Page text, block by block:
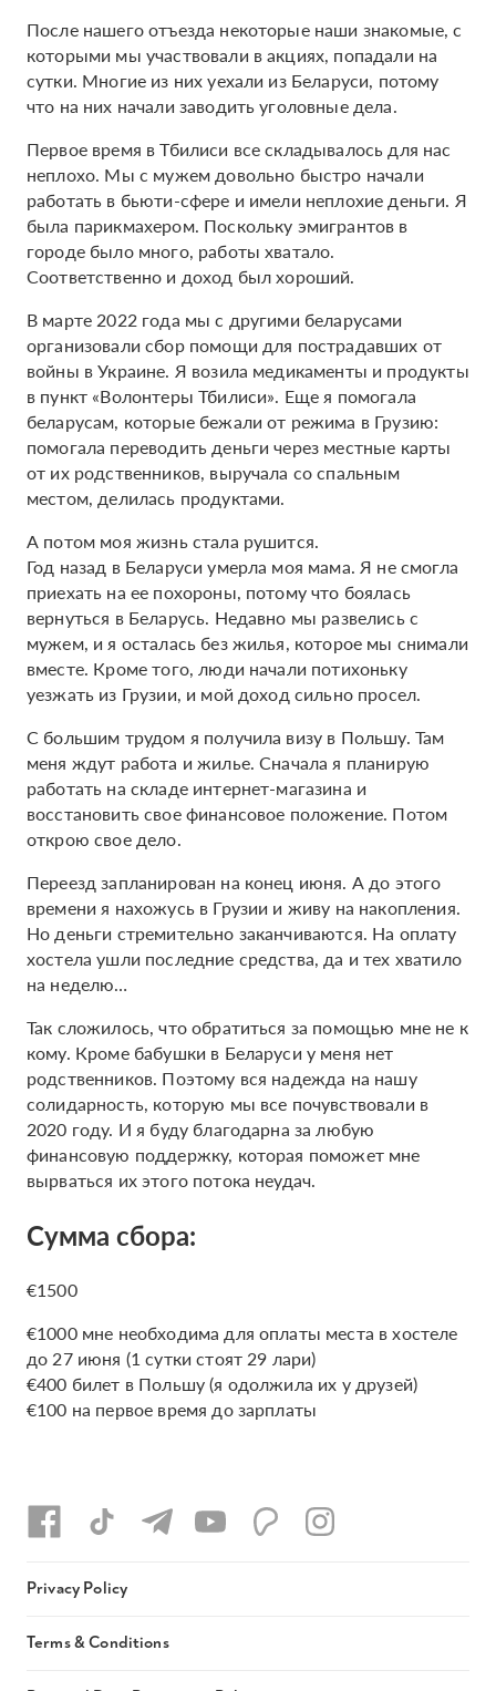
После нашего отъезда некоторые наши знакомые, с
которыми мы участвовали в акциях, попадали на
сутки. Многие из них уехали из Беларуси, потому
что на них начали заводить уголовные дела.
Первое время в Тбилиси все складывалось для нас
неплохо. Мы с мужем довольно быстро начали
работать в бьюти-сфере и имели неплохие деньги. Я
была парикмахером. Поскольку эмигрантов в
городе было много, работы хватало.
Соответственно и доход был хороший.
В марте 2022 года мы с другими беларусами
организовали сбор помощи для пострадавших от
войны в Украине. Я возила медикаменты и продукты
в пункт «Волонтеры Тбилиси». Еще я помогала
беларусам, которые бежали от режима в Грузию:
помогала переводить деньги через местные карты
от их родственников, выручала со спальным
местом, делилась продуктами.
А потом моя жизнь стала рушится.
Год назад в Беларуси умерла моя мама. Я не смогла
приехать на ее похороны, потому что боялась
вернуться в Беларусь. Недавно мы развелись с
мужем, и я осталась без жилья, которое мы снимали
вместе. Кроме того, люди начали потихоньку
уезжать из Грузии, и мой доход сильно просел.
С большим трудом я получила визу в Польшу. Там
меня ждут работа и жилье. Сначала я планирую
работать на складе интернет-магазина и
восстановить свое финансовое положение. Потом
открою свое дело.
Переезд запланирован на конец июня. А до этого
времени я нахожусь в Грузии и живу на накопления.
Но деньги стремительно заканчиваются. На оплату
хостела ушли последние средства, да и тех хватило
на неделю…
Так сложилось, что обратиться за помощью мне не к
кому. Кроме бабушки в Беларуси у меня нет
родственников. Поэтому вся надежда на нашу
солидарность, которую мы все почувствовали в
2020 году. И я буду благодарна за любую
финансовую поддержку, которая поможет мне
вырваться их этого потока неудач.
Сумма сбора:
€1500
€1000 мне необходима для оплаты места в хостеле
до 27 июня (1 сутки стоят 29 лари)
€400 билет в Польшу (я одолжила их у друзей)
€100 на первое время до зарплаты
Privacy Policy
Terms & Conditions